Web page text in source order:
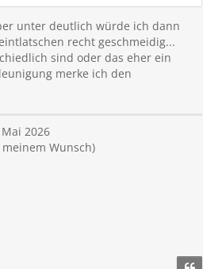
unter deutlich würde ich dann
recht geschmeidig...
sind oder das eher ein
merke ich den
2026
Wunsch)